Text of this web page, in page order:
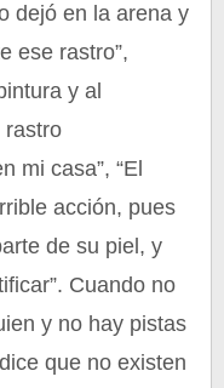
dejó en la arena y
ese rastro”,
y al
rastro
mi casa”, “El
acción, pues
de su piel, y
Cuando no
y no hay pistas
que no existen